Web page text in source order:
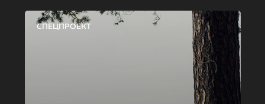
СПЕЦПРОЕКТ